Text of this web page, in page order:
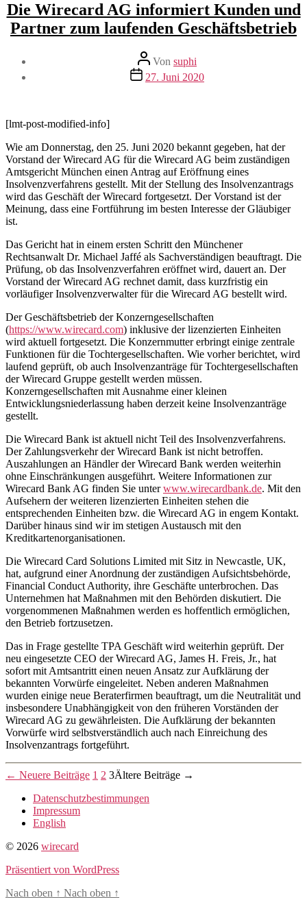
Die Wirecard AG informiert Kunden und
Partner zum laufenden Geschäftsbetrieb
Beitragsautor
Von suphi
Veröffentlichungsdatum
27. Juni 2020
[lmt-post-modified-info]
Wie am Donnerstag, den 25. Juni 2020 bekannt gegeben, hat der
Vorstand der Wirecard AG für die Wirecard AG beim zuständigen
Amtsgericht München einen Antrag auf Eröffnung eines
Insolvenzverfahrens gestellt. Mit der Stellung des Insolvenzantrags
wird das Geschäft der Wirecard fortgesetzt. Der Vorstand ist der
Meinung, dass eine Fortführung im besten Interesse der Gläubiger
ist.
Das Gericht hat in einem ersten Schritt den Münchener
Rechtsanwalt Dr. Michael Jaffé als Sachverständigen beauftragt. Die
Prüfung, ob das Insolvenzverfahren eröffnet wird, dauert an. Der
Vorstand der Wirecard AG rechnet damit, dass kurzfristig ein
vorläufiger Insolvenzverwalter für die Wirecard AG bestellt wird.
Der Geschäftsbetrieb der Konzerngesellschaften
(https://www.wirecard.com) inklusive der lizenzierten Einheiten
wird aktuell fortgesetzt. Die Konzernmutter erbringt einige zentrale
Funktionen für die Tochtergesellschaften. Wie vorher berichtet, wird
laufend geprüft, ob auch Insolvenzanträge für Tochtergesellschaften
der Wirecard Gruppe gestellt werden müssen.
Konzerngesellschaften mit Ausnahme einer kleinen
Entwicklungsniederlassung haben derzeit keine Insolvenzanträge
gestellt.
Die Wirecard Bank ist aktuell nicht Teil des Insolvenzverfahrens.
Der Zahlungsverkehr der Wirecard Bank ist nicht betroffen.
Auszahlungen an Händler der Wirecard Bank werden weiterhin
ohne Einschränkungen ausgeführt. Weitere Informationen zur
Wirecard Bank AG finden Sie unterwww.wirecardbank.de. Mit den
Aufsehern der weiteren lizenzierten Einheiten stehen die
entsprechenden Einheiten bzw. die Wirecard AG in engem Kontakt.
Darüber hinaus sind wir im stetigen Austausch mit den
Kreditkartenorganisationen.
Die Wirecard Card Solutions Limited mit Sitz in Newcastle, UK,
hat, aufgrund einer Anordnung der zuständigen Aufsichtsbehörde,
Financial Conduct Authority, ihre Geschäfte unterbrochen. Das
Unternehmen hat Maßnahmen mit den Behörden diskutiert. Die
vorgenommenen Maßnahmen werden es hoffentlich ermöglichen,
den Betrieb fortzusetzen.
Das in Frage gestellte TPA Geschäft wird weiterhin geprüft. Der
neu eingesetzte CEO der Wirecard AG, James H. Freis, Jr., hat
sofort mit Amtsantritt einen neuen Ansatz zur Aufklärung der
bekannten Vorwürfe eingeleitet. Neben anderen Maßnahmen
wurden einige neue Beraterfirmen beauftragt, um die Neutralität und
insbesondere Unabhängigkeit von den früheren Vorständen der
Wirecard AG zu gewährleisten. Die Aufklärung der bekannten
Vorwürfe wird selbstverständlich auch nach Einreichung des
Insolvenzantrags fortgeführt.
Seitennummerierung
der
Beiträge
← Neuere Beiträge 1 2 3Ältere Beiträge →
Datenschutzbestimmungen
Impressum
English
© 2026 wirecard
Präsentiert von WordPress
Nach oben ↑ Nach oben ↑